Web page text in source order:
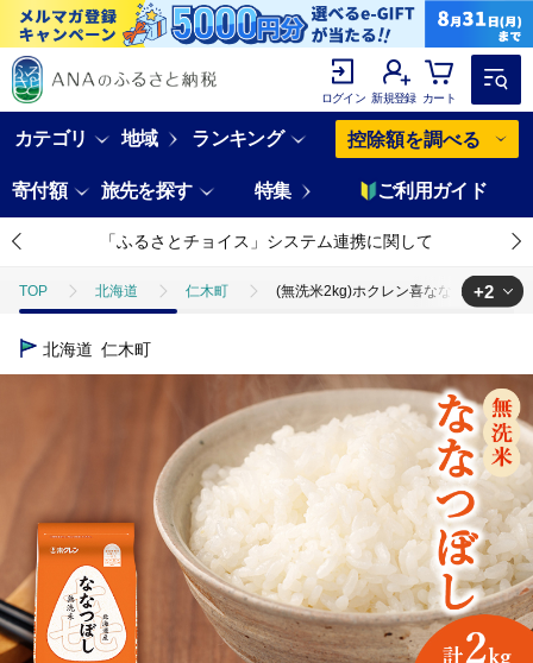
ログイン 新規登録 カート
カテゴリ 地域 ランキング 控除額を調べる
寄付額 旅先を探す 特集 ご利用ガイド
「ふるさとチョイス」システム連携に関して
TOP 北海道 仁木町 (無洗米2kg)ホクレン喜ななつぼし(無
TOP
+2
北海道 仁木町